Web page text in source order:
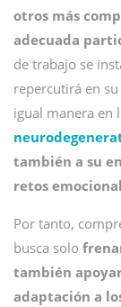
otros más
adecuada
de trabajo se
repercutirá en
igual manera en
también a su
retos
Por tanto,
busca solo
también
adaptación a